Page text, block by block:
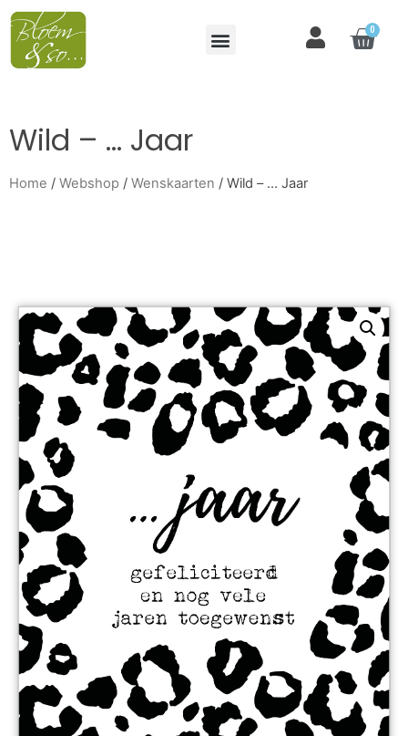
0
Wild – … Jaar
Home / Webshop / Wenskaarten / Wild – … Jaar